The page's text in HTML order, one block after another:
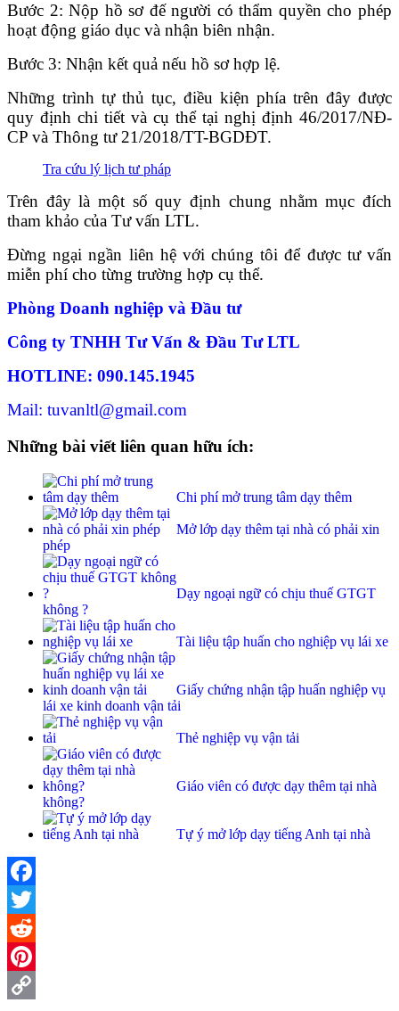
Bước 2: Nộp hồ sơ đế người có thẩm quyền cho phép
hoạt động giáo dục và nhận biên nhận.
Bước 3: Nhận kết quả nếu hồ sơ hợp lệ.
Những trình tự thủ tục, điều kiện phía trên đây được
quy định chi tiết và cụ thể tại nghị định 46/2017/NĐ-
CP và Thông tư 21/2018/TT-BGDĐT.
Tra cứu lý lịch tư pháp
Trên đây là một số quy định chung nhằm mục đích
tham khảo của Tư vấn LTL.
Đừng ngại ngần liên hệ với chúng tôi để được tư vấn
miễn phí cho từng trường hợp cụ thể.
Phòng Doanh nghiệp và Đầu tư
Công ty TNHH Tư Vấn & Đầu Tư LTL
HOTLINE: 090.145.1945
Mail: tuvanltl@gmail.com
Những bài viết liên quan hữu ích:
Chi phí mở trung tâm dạy thêm
Mở lớp dạy thêm tại nhà có phải xin
phép
Dạy ngoại ngữ có chịu thuế GTGT
không ?
Tài liệu tập huấn cho nghiệp vụ lái xe
Giấy chứng nhận tập huấn nghiệp vụ
lái xe kinh doanh vận tải
Thẻ nghiệp vụ vận tải
Giáo viên có được dạy thêm tại nhà
không?
Tự ý mở lớp dạy tiếng Anh tại nhà
Facebook
Twitter
Reddit
Pinterest